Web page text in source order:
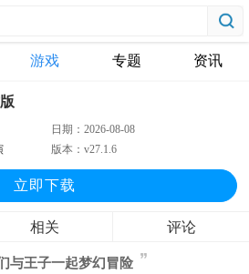
游戏 专题 资讯
日期：2026-08-08
版本：v27.1.6
立即下载
相关 评论
与王子一起梦幻冒险